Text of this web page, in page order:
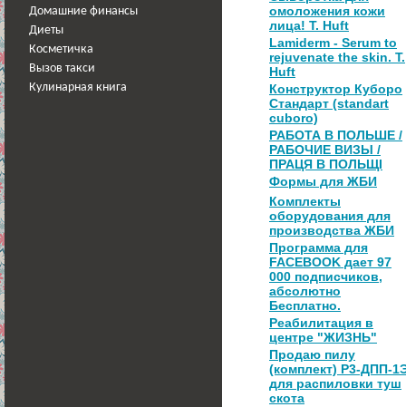
Домашние финансы
Диеты
Косметичка
Вызов такси
Кулинарная книга
омоложения кожи
лица! T. Huft
Lamiderm - Serum to
rejuvenate the skin. T.
Huft
Конструктор Куборо
Стандарт (standart
cuboro)
РАБОТА В ПОЛЬШЕ /
РАБОЧИЕ ВИЗЫ /
ПРАЦЯ В ПОЛЬЩІ
Формы для ЖБИ
Комплекты
оборудования для
производства ЖБИ
Программа для
FACEBOOK дает 97
000 подписчиков,
абсолютно
Бесплатно.
Реабилитация в
центре "ЖИЗНЬ"
Продаю пилу
(комплект) Р3-ДПП-
для распиловки туш
скота